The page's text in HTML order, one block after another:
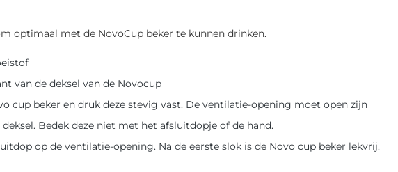
optimaal met de NovoCup beker te kunnen drinken.
van de deksel van de Novocup
cup beker en druk deze stevig vast. De ventilatie-opening moet open zijn
Bedek deze niet met het afsluitdopje of de hand.
op de ventilatie-opening. Na de eerste slok is de Novo cup beker lekvrij.